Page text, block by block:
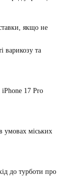
якщо не
варикозу та
17 Pro
умовах міських
до турботи про